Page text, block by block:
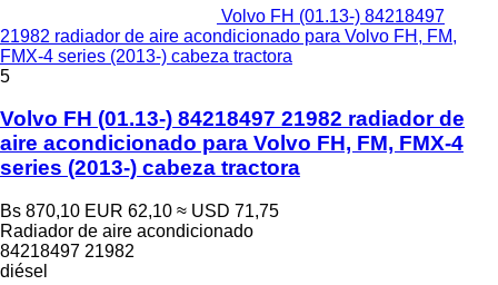
Volvo FH (01.13-) 84218497
21982 radiador de aire acondicionado para Volvo FH, FM,
FMX-4 series (2013-) cabeza tractora
5
Volvo FH (01.13-) 84218497 21982 radiador de
aire acondicionado para Volvo FH, FM, FMX-4
series (2013-) cabeza tractora
Bs 870,10 EUR 62,10 ≈ USD 71,75
Radiador de aire acondicionado
84218497 21982
diésel